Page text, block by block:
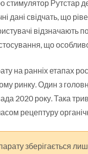
стимулятор Рутстар
дані свідчать, що
що
на ранніх етапах
ринку. Один з
2020 року. Така
рецептуру
зберігається